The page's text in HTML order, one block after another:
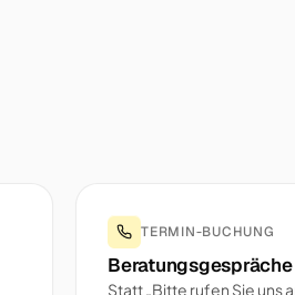
TERMIN-BUCHUNG
Statt „Bitte rufen Sie uns